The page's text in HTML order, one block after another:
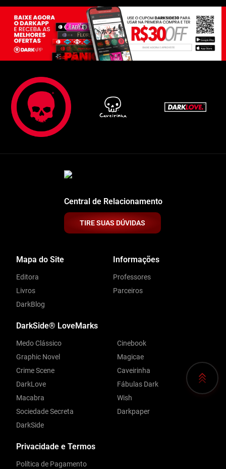
Central de Relacionamento
TIRE SUAS DÚVIDAS
Privacidade e Termos
Política de Pagamento
Mapa do Site
Editora
Livros
DarkBlog
Informações
Professores
Parceiros
DarkSide® LoveMarks
Medo Clássico
Graphic Novel
Crime Scene
DarkLove
Macabra
Sociedade Secreta
DarkSide
Cinebook
Magicae
Caveirinha
Fábulas Dark
Wish
Darkpaper